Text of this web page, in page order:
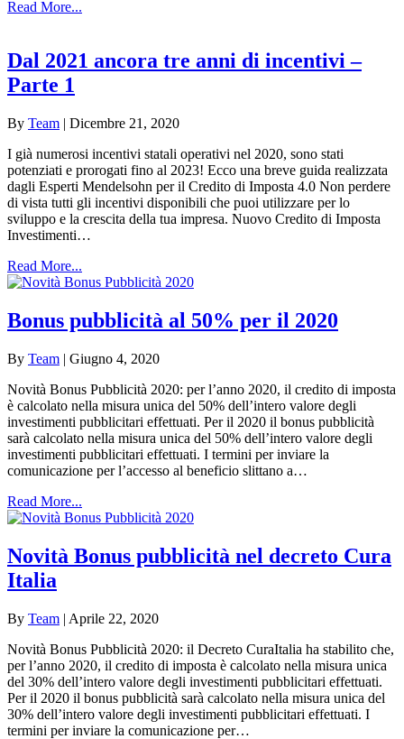
Read More...
Dal 2021 ancora tre anni di incentivi –
Parte 1
By Team | Dicembre 21, 2020
I già numerosi incentivi statali operativi nel 2020, sono stati
potenziati e prorogati fino al 2023! Ecco una breve guida realizzata
dagli Esperti Mendelsohn per il Credito di Imposta 4.0 Non perdere
di vista tutti gli incentivi disponibili che puoi utilizzare per lo
sviluppo e la crescita della tua impresa. Nuovo Credito di Imposta
Investimenti…
Read More...
Bonus pubblicità al 50% per il 2020
By Team | Giugno 4, 2020
Novità Bonus Pubblicità 2020: per l’anno 2020, il credito di imposta
è calcolato nella misura unica del 50% dell’intero valore degli
investimenti pubblicitari effettuati. Per il 2020 il bonus pubblicità
sarà calcolato nella misura unica del 50% dell’intero valore degli
investimenti pubblicitari effettuati. I termini per inviare la
comunicazione per l’accesso al beneficio slittano a…
Read More...
Novità Bonus pubblicità nel decreto Cura
Italia
By Team | Aprile 22, 2020
Novità Bonus Pubblicità 2020: il Decreto CuraItalia ha stabilito che,
per l’anno 2020, il credito di imposta è calcolato nella misura unica
del 30% dell’intero valore degli investimenti pubblicitari effettuati.
Per il 2020 il bonus pubblicità sarà calcolato nella misura unica del
30% dell’intero valore degli investimenti pubblicitari effettuati. I
termini per inviare la comunicazione per…